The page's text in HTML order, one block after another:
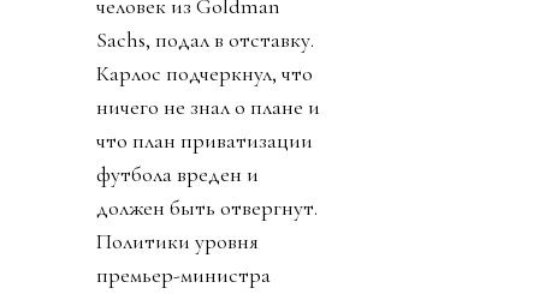
человек из Goldman
Sachs, подал в отставку.
Карлос подчеркнул, что
ничего не знал о плане и
что план приватизации
футбола вреден и
должен быть отвергнут.
Политики уровня
премьер-министра